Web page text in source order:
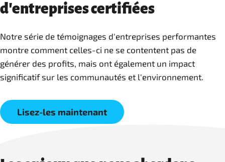
d'entreprises certifiées
Notre série de témoignages d'entreprises performantes
montre comment celles-ci ne se contentent pas de
générer des profits, mais ont également un impact
significatif sur les communautés et l'environnement.
Lisez-les maintenant